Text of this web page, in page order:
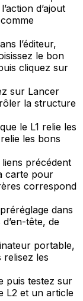
d’ajout
l’éditeur,
le bon
cliquez sur
sur Lancer
la structure
le L1 relie les
relie les bons
précédent
carte pour
correspond
dans
tête, de
portable,
relisez les
puis testez sur
L2 et un article